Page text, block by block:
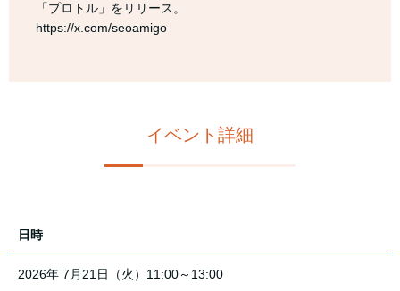
「プロトル」をリリース。
https://x.com/seoamigo
イベント詳細
日時
2026年 7月21日（火）11:00～13:00